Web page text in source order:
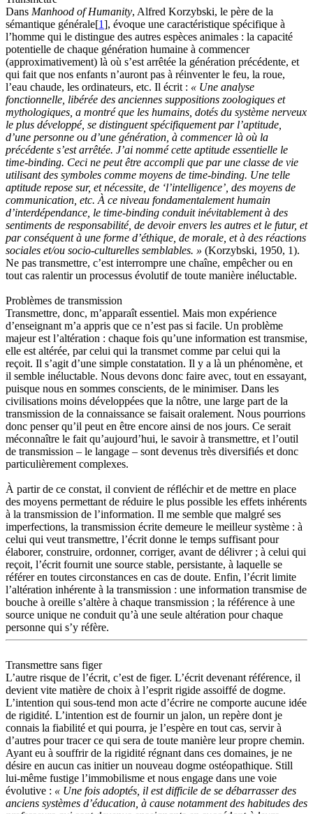
Dans Manhood of Humanity, Alfred Korzybski, le père de la
sémantique générale[1], évoque une caractéristique spécifique à
l’homme qui le distingue des autres espèces animales : la capacité
potentielle de chaque génération humaine à commencer
(approximativement) là où s’est arrêtée la génération précédente, et
qui fait que nos enfants n’auront pas à réinventer le feu, la roue,
l’eau chaude, les ordinateurs, etc. Il écrit : « Une analyse
fonctionnelle, libérée des anciennes suppositions zoologiques et
mythologiques, a montré que les humains, dotés du système nerveux
le plus développé, se distinguent spécifiquement par l’aptitude,
d’une personne ou d’une génération, à commencer là où la
précédente s’est arrêtée. J’ai nommé cette aptitude essentielle le
time-binding. Ceci ne peut être accompli que par une classe de vie
utilisant des symboles comme moyens de time-binding. Une telle
aptitude repose sur, et nécessite, de ‘l’intelligence’, des moyens de
communication, etc. À ce niveau fondamentalement humain
d’interdépendance, le time-binding conduit inévitablement à des
sentiments de responsabilité, de devoir envers les autres et le futur, et
par conséquent à une forme d’éthique, de morale, et à des réactions
sociales et/ou socio-culturelles semblables. » (Korzybski, 1950, 1).
Ne pas transmettre, c’est interrompre une chaîne, empêcher ou en
tout cas ralentir un processus évolutif de toute manière inéluctable.
Problèmes de transmission
Transmettre, donc, m’apparaît essentiel. Mais mon expérience
d’enseignant m’a appris que ce n’est pas si facile. Un problème
majeur est l’altération : chaque fois qu’une information est transmise,
elle est altérée, par celui qui la transmet comme par celui qui la
reçoit. Il s’agit d’une simple constatation. Il y a là un phénomène, et
il semble inéluctable. Nous devons donc faire avec, tout en essayant,
puisque nous en sommes conscients, de le minimiser. Dans les
civilisations moins développées que la nôtre, une large part de la
transmission de la connaissance se faisait oralement. Nous pourrions
donc penser qu’il peut en être encore ainsi de nos jours. Ce serait
méconnaître le fait qu’aujourd’hui, le savoir à transmettre, et l’outil
de transmission – le langage – sont devenus très diversifiés et donc
particulièrement complexes.
À partir de ce constat, il convient de réfléchir et de mettre en place
des moyens permettant de réduire le plus possible les effets inhérents
à la transmission de l’information. Il me semble que malgré ses
imperfections, la transmission écrite demeure le meilleur système : à
celui qui veut transmettre, l’écrit donne le temps suffisant pour
élaborer, construire, ordonner, corriger, avant de délivrer ; à celui qui
reçoit, l’écrit fournit une source stable, persistante, à laquelle se
référer en toutes circonstances en cas de doute. Enfin, l’écrit limite
l’altération inhérente à la transmission : une information transmise de
bouche à oreille s’altère à chaque transmission ; la référence à une
source unique ne conduit qu’à une seule altération pour chaque
personne qui s’y réfère.
Transmettre sans figer
L’autre risque de l’écrit, c’est de figer. L’écrit devenant référence, il
devient vite matière de choix à l’esprit rigide assoiffé de dogme.
L’intention qui sous-tend mon acte d’écrire ne comporte aucune idée
de rigidité. L’intention est de fournir un jalon, un repère dont je
connais la fiabilité et qui pourra, je l’espère en tout cas, servir à
d’autres pour tracer ce qui sera de toute manière leur propre chemin.
Ayant eu à souffrir de la rigidité régnant dans ces domaines, je ne
désire en aucun cas initier un nouveau dogme ostéopathique. Still
lui-même fustige l’immobilisme et nous engage dans une voie
évolutive : « Une fois adoptés, il est difficile de se débarrasser des
anciens systèmes d’éducation, à cause notamment des habitudes des